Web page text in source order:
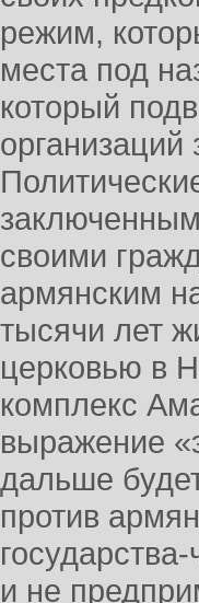
режим,
места под
который
своими
армянским
тысячи лет
церковью в
комплекс
выражение
дальше
против
и не